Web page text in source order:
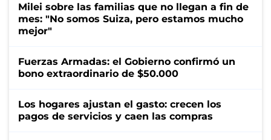
Milei sobre las familias que no llegan a fin de
mes: "No somos Suiza, pero estamos mucho
mejor"
Fuerzas Armadas: el Gobierno confirmó un
bono extraordinario de $50.000
Los hogares ajustan el gasto: crecen los
pagos de servicios y caen las compras